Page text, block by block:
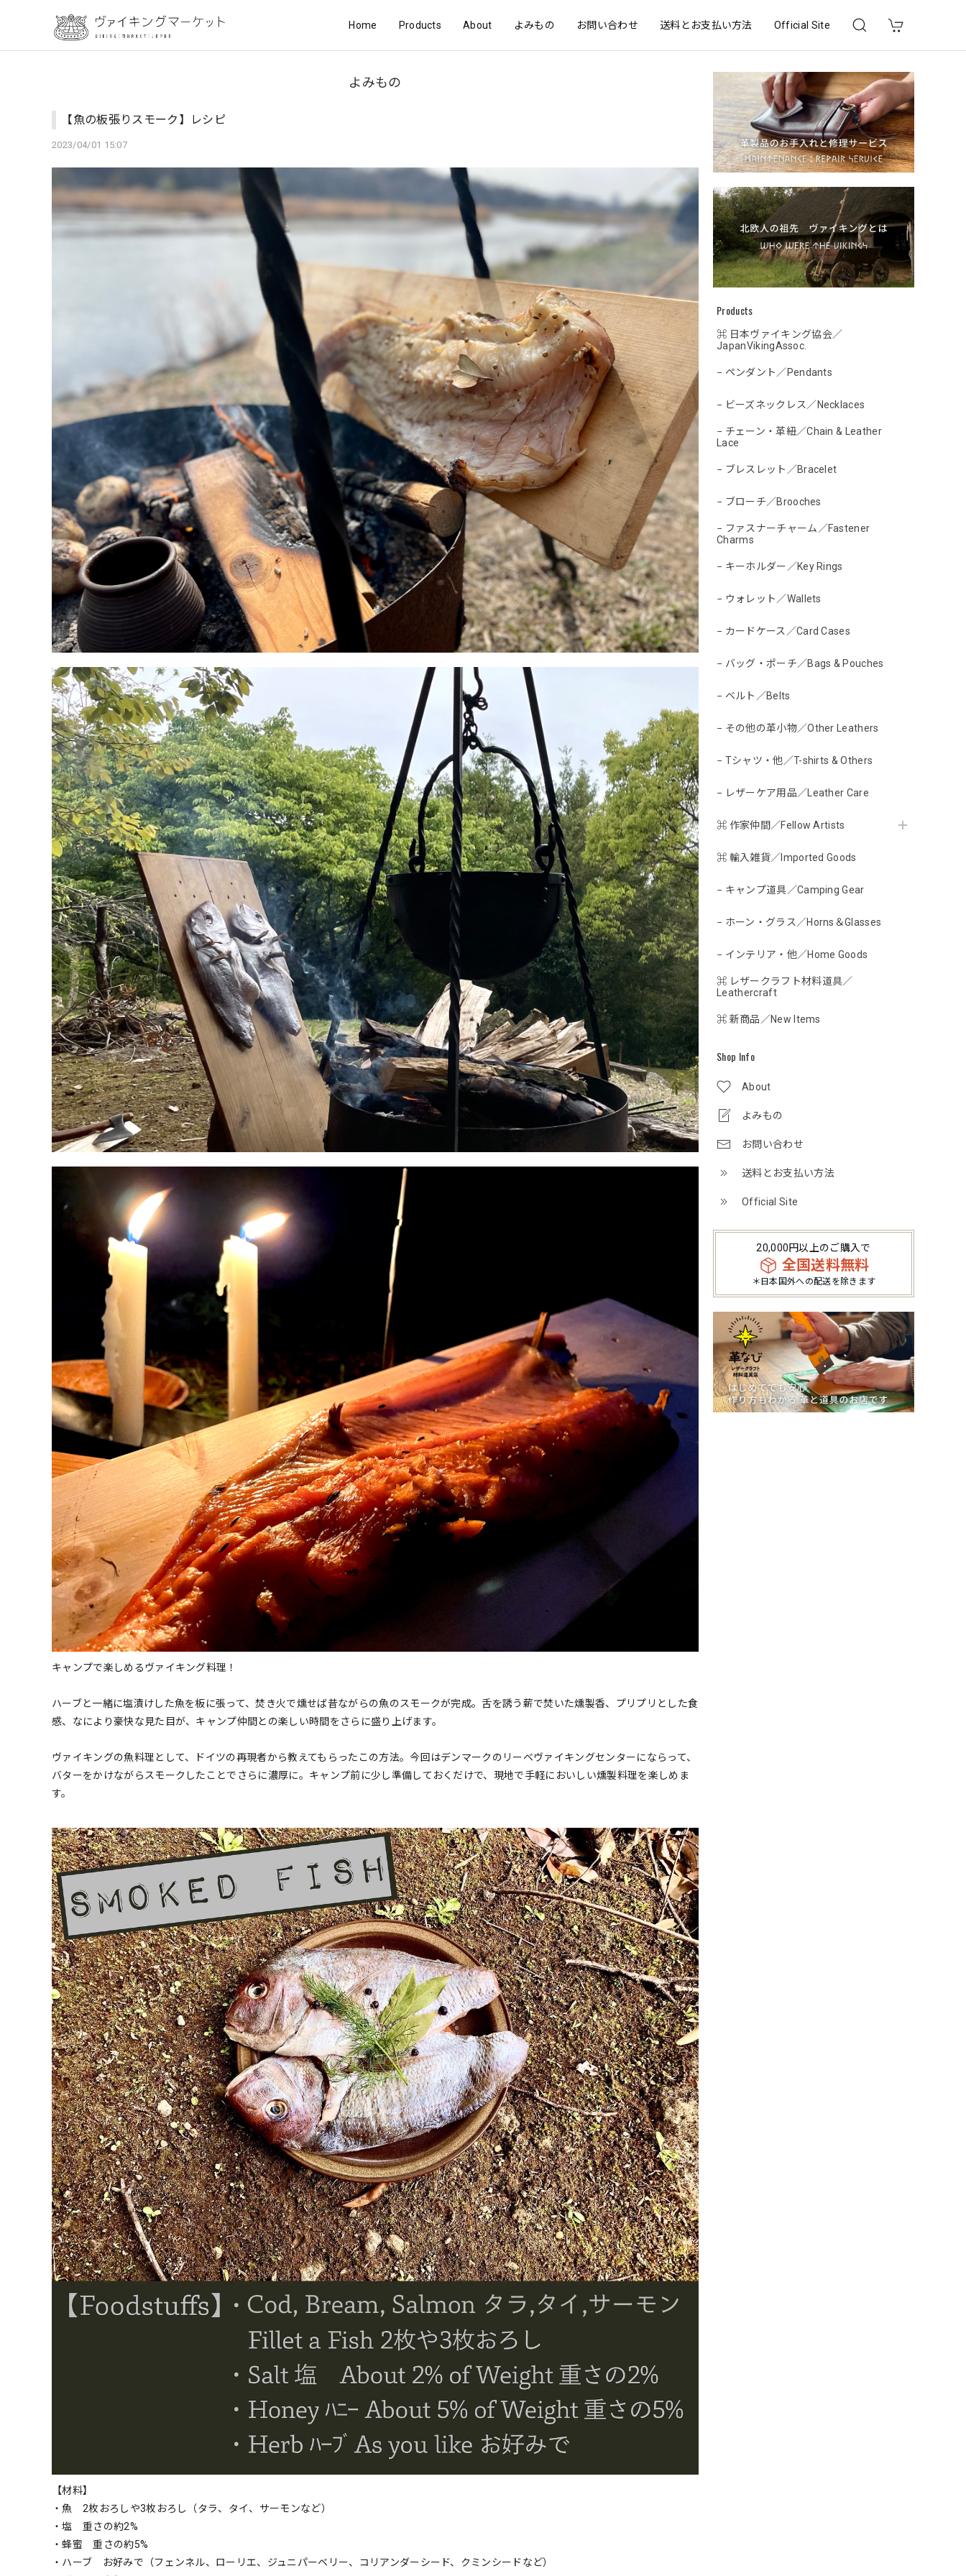
Home Products About よみもの お問い合わせ 送料とお支払い方法 Official Site
Products
⌘ 日本ヴァイキング協会／
JapanVikingAssoc.
− ペンダント／Pendants
− ビーズネックレス／Necklaces
− チェーン・革紐／Chain & Leather
Lace
− ブレスレット／Bracelet
− ブローチ／Brooches
− ファスナーチャーム／Fastener
Charms
− キーホルダー／Key Rings
− ウォレット／Wallets
− カードケース／Card Cases
− バッグ・ポーチ／Bags & Pouches
− ベルト／Belts
− その他の革小物／Other Leathers
− Tシャツ・他／T-shirts & Others
− レザーケア用品／Leather Care
⌘ 作家仲間／Fellow Artists
⌘ 輸入雑貨／Imported Goods
− キャンプ道具／Camping Gear
− ホーン・グラス／Horns＆Glasses
− インテリア・他／Home Goods
⌘ レザークラフト材料道具／
Leathercraft
⌘ 新商品／New Items
Shop Info
About
よみもの
お問い合わせ
送料とお支払い方法
Official Site
20,000円以上のご購入で
全国送料無料
＊日本国外への配送を除きます
よみもの
【魚の板張りスモーク】レシピ
2023/04/01 15:07
キャンプで楽しめるヴァイキング料理！
ハーブと一緒に塩漬けした魚を板に張って、焚き火で燻せば昔ながらの魚のスモークが完成。舌を誘う薪で焚いた燻製香、プリプリとした食
感、なにより豪快な見た目が、キャンプ仲間との楽しい時間をさらに盛り上げます。
ヴァイキングの魚料理として、ドイツの再現者から教えてもらったこの方法。今回はデンマークのリーベヴァイキングセンターにならって、
バターをかけながらスモークしたことでさらに濃厚に。キャンプ前に少し準備しておくだけで、現地で手軽においしい燻製料理を楽しめま
す。
【材料】
・魚 2枚おろしや3枚おろし（タラ、タイ、サーモンなど）
・塩 重さの約2%
・蜂蜜 重さの約5%
・ハーブ お好みで（フェンネル、ローリエ、ジュニパーベリー、コリアンダーシード、クミンシードなど）